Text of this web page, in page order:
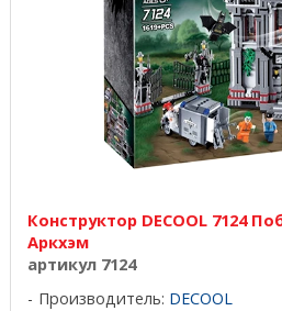
Конструктор DECOOL 7124
Аркхэм
артикул 7124
Производитель: DECOOL